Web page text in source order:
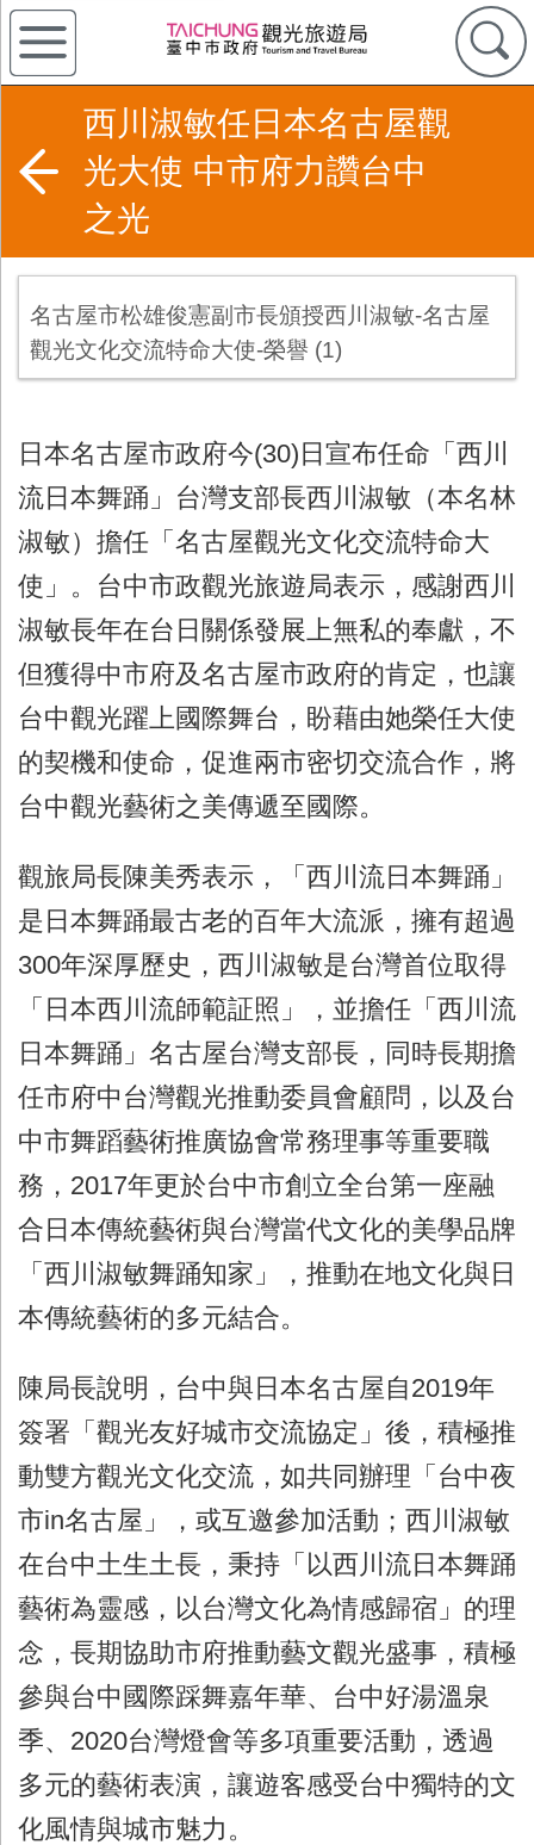
西川淑敏任日本名古屋觀
光大使 中市府力讚台中
之光
名古屋市松雄俊憲副市長頒授西川淑敏-名古屋
觀光文化交流特命大使-榮譽 (1)
日本名古屋市政府今(30)日宣布任命「西川
流日本舞踊」台灣支部長西川淑敏（本名林
淑敏）擔任「名古屋觀光文化交流特命大
使」。台中市政觀光旅遊局表示，感謝西川
淑敏長年在台日關係發展上無私的奉獻，不
但獲得中市府及名古屋市政府的肯定，也讓
台中觀光躍上國際舞台，盼藉由她榮任大使
的契機和使命，促進兩市密切交流合作，將
台中觀光藝術之美傳遞至國際。
觀旅局長陳美秀表示，「西川流日本舞踊」
是日本舞踊最古老的百年大流派，擁有超過
300年深厚歷史，西川淑敏是台灣首位取得
「日本西川流師範証照」，並擔任「西川流
日本舞踊」名古屋台灣支部長，同時長期擔
任市府中台灣觀光推動委員會顧問，以及台
中市舞蹈藝術推廣協會常務理事等重要職
務， 2017年更於台中市創立全台第一座融
合日本傳統藝術與台灣當代文化的美學品牌
「西川淑敏舞踊知家」，推動在地文化與日
本傳統藝術的多元結合。
陳局長說明，台中與日本名古屋自2019年
簽署「觀光友好城市交流協定」後，積極推
動雙方觀光文化交流，如共同辦理「台中夜
市in名古屋」，或互邀參加活動；西川淑敏
在台中土生土長，秉持「以西川流日本舞踊
藝術為靈感，以台灣文化為情感歸宿」的理
念，長期協助市府推動藝文觀光盛事，積極
參與台中國際踩舞嘉年華、台中好湯溫泉
季、 2020台灣燈會等多項重要活動，透過
多元的藝術表演，讓遊客感受台中獨特的文
化風情與城市魅力。